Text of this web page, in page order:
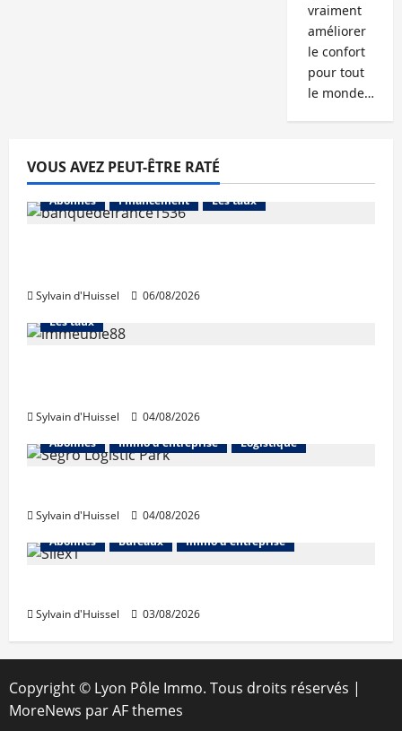
vraiment
améliorer
le confort
pour tout
le monde…
VOUS AVEZ PEUT-ÊTRE RATÉ
Abonnés Financement Les taux
Sylvain d'Huissel 06/08/2026
Abonnés Financement
Les taux
Sylvain d'Huissel
04/08/2026
Abonnés
Immo d'entreprise Logistique
Sylvain d'Huissel
04/08/2026
Abonnés
Bureaux Immo d'entreprise
Sylvain d'Huissel 03/08/2026
Copyright © Lyon Pôle Immo. Tous droits réservés |
MoreNews par AF themes